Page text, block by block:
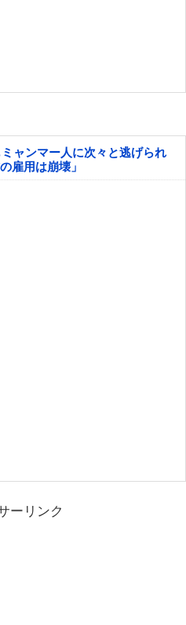
ャンマー人に次々と逃げられ
雇用は崩壊」
ーリンク